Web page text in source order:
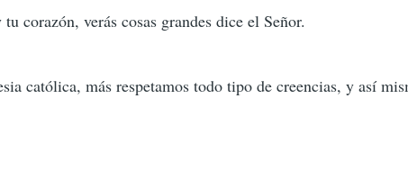
corazón, verás cosas grandes dice el Señor.
católica, más respetamos todo tipo de creencias, y así